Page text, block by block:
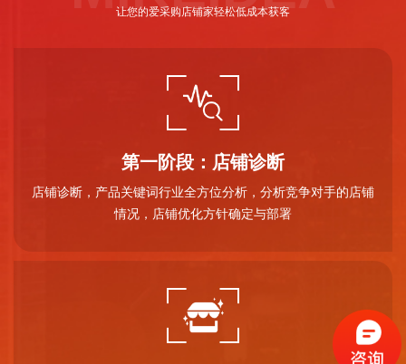
让您的爱采购店铺家轻松低成本获客
第一阶段：店铺诊断
店铺诊断，产品关键词行业全方位分析，分析竞争对手的店铺
情况，店铺优化方针确定与部署